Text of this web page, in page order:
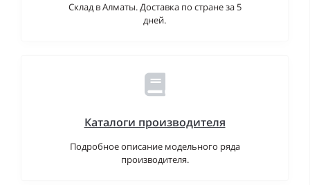
Склад в Алматы. Доставка по стране за 5
дней.
Каталоги производителя
Подробное описание модельного ряда
производителя.